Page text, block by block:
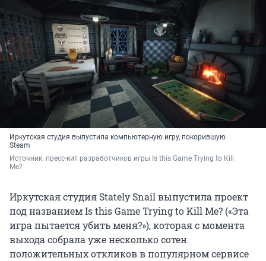
Иркутская студия выпустила компьютерную игру, покорившую
Steam
Источник: пресс-кит разработчиков игры Is this Game Trying to Kill
Me?
Иркутская студия Stately Snail выпустила проект
под названием Is this Game Trying to Kill Me? («Эта
игра пытается убить меня?»), которая с момента
выхода собрала уже несколько сотен
положительных откликов в популярном сервисе